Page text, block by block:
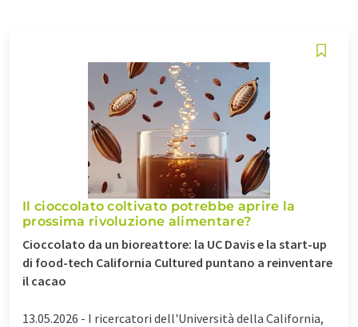
Il cioccolato coltivato potrebbe aprire la
prossima rivoluzione alimentare?
Cioccolato da un bioreattore: la UC Davis e la start-up
di food-tech California Cultured puntano a reinventare
il cacao
13.05.2026 - I ricercatori dell'Università della California,